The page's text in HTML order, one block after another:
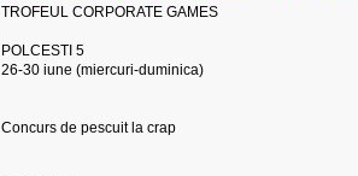
TROFEUL CORPORATE GAMES
POLCESTI 5
26-30 iune (miercuri-duminica)
Concurs de pescuit la crap